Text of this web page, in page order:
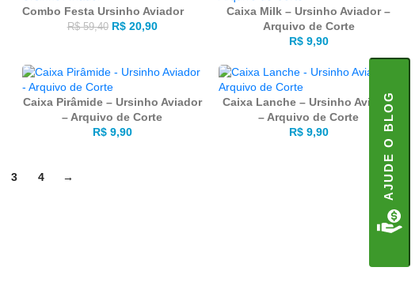
Combo Festa Ursinho Aviador
R$59,40 R$20,90
Caixa Milk – Ursinho Aviador –
Arquivo de Corte
R$9,90
Caixa Pirâmide – Ursinho Aviador
– Arquivo de Corte
R$9,90
Caixa Lanche – Ursinho Aviador
– Arquivo de Corte
R$9,90
3 4 → AJUDE O BLOG